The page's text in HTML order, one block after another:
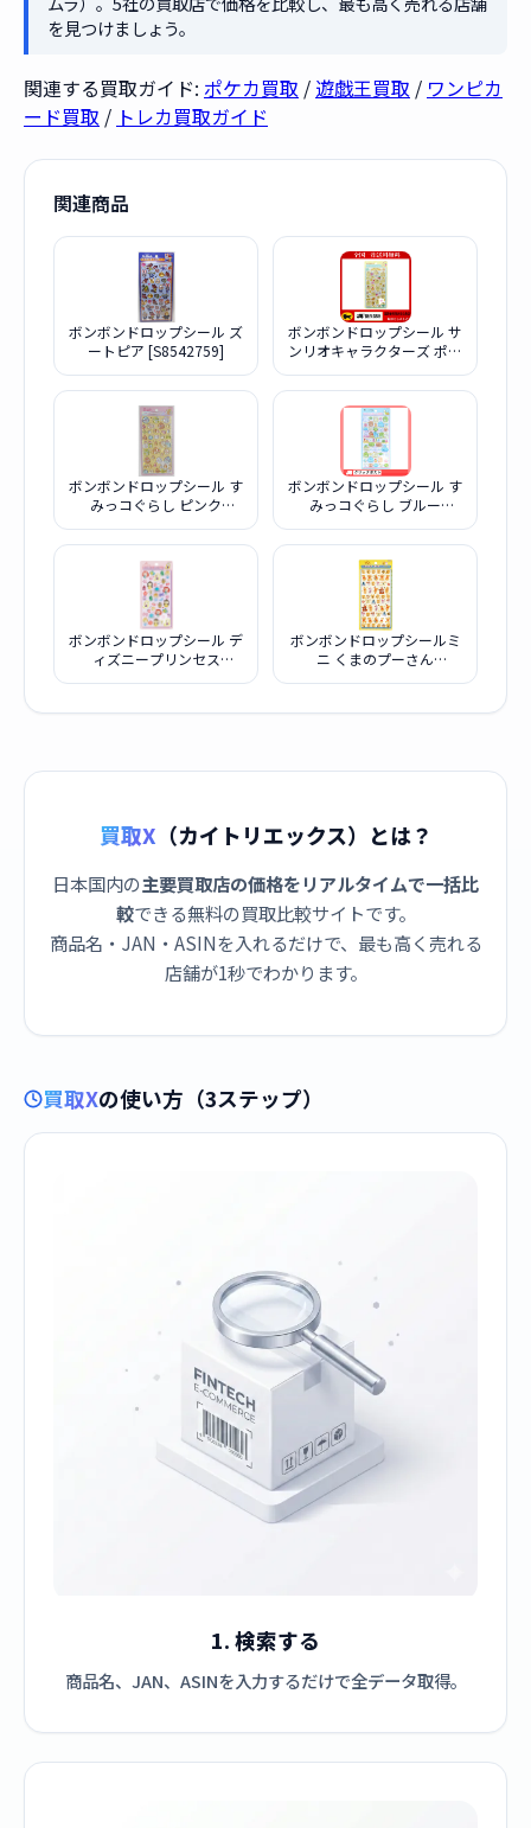
を見つけましょう。
関連する買取ガイド: ポケカ買取 / 遊戯王買取 / ワンピカ
ード買取 / トレカ買取ガイド
関連商品
ボンボンドロップシール ズ
ートピア [S8542759]
ボンボンドロップシール サ
ンリオキャラクターズ ポム
ボンボンドロップシール す
みっコぐらし ピンク
ボンボンドロップシール す
みっコぐらし ブルー
ボンボンドロップシール デ
ィズニープリンセス
ボンボンドロップシールミ
ニ くまのプーさん
買取X （カイトリエックス）とは？
日本国内の主要買取店の価格をリアルタイムで一括比
較できる無料の買取比較サイトです。
商品名・JAN・ASINを入れるだけで、最も高く売れる
店舗が1秒でわかります。
買取Xの使い方（3ステップ）
1. 検索する
商品名、JAN、ASINを入力するだけで全データ取得。